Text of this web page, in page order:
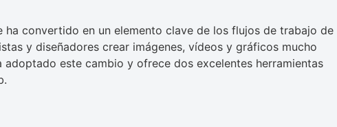
ha convertido en un elemento clave de los flujos de trabajo de
y diseñadores crear imágenes, vídeos y gráficos mucho
adoptado este cambio y ofrece dos excelentes herramientas